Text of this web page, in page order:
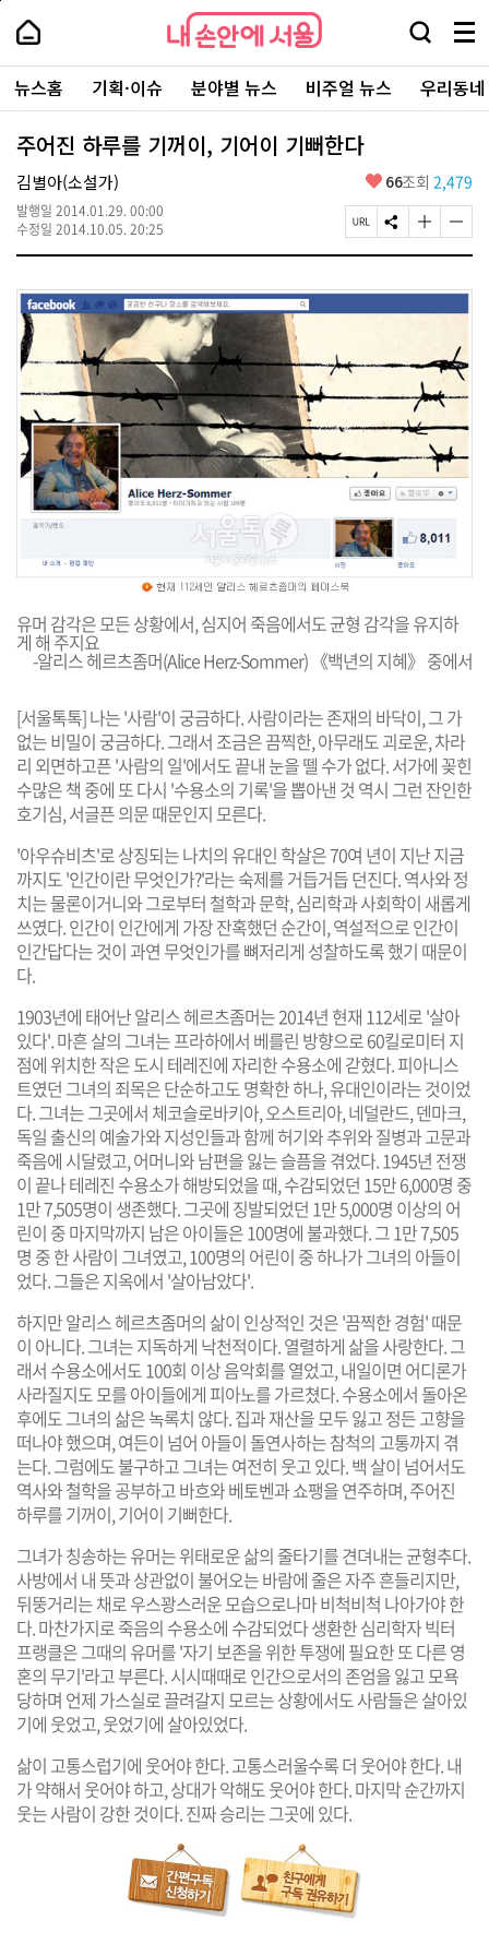
본
로
가
내
손
안
에
서
울
-
서
울
시
대
표
소
포
털
내
손
에
울
검
창
열
기
메
뉴
전
체
보
주
요
서
뉴스홈 기획·이슈 분야별 뉴스 비주얼 뉴스 우리동
주어진 하루를 기꺼이, 기어이 기뻐한다
김별아(소설가)
발행일 2014.01.29. 00:00
수정일 2014.10.05. 20:25
좋
요
66조회 2,479
페
이
U
R
L
사
S
N
공
유
하
글
자
기
크
게
경
하
기
글
자
기
작
게
변
경
하
기
유머 감각은 모든 상황에서, 심지어 죽음에서도 균형 감각을 유지하
게 해 주지요
-알리스 헤르츠좀머(Alice Herz-Sommer) 《백년의 지혜》 중에서
[서울톡톡] 나는 '사람'이 궁금하다. 사람이라는 존재의 바닥이, 그 가
없는 비밀이 궁금하다. 그래서 조금은 끔찍한, 아무래도 괴로운, 차라
리 외면하고픈 '사람의 일'에서도 끝내 눈을 뗄 수가 없다. 서가에 꽂힌
수많은 책 중에 또 다시 '수용소의 기록'을 뽑아낸 것 역시 그런 잔인한
호기심, 서글픈 의문 때문인지 모른다.
'아우슈비츠'로 상징되는 나치의 유대인 학살은 70여 년이 지난 지금
까지도 '인간이란 무엇인가?'라는 숙제를 거듭거듭 던진다. 역사와 정
치는 물론이거니와 그로부터 철학과 문학, 심리학과 사회학이 새롭게
쓰였다. 인간이 인간에게 가장 잔혹했던 순간이, 역설적으로 인간이
인간답다는 것이 과연 무엇인가를 뼈저리게 성찰하도록 했기 때문이
다.
1903년에 태어난 알리스 헤르츠좀머는 2014년 현재 112세로 '살아
있다'. 마흔 살의 그녀는 프라하에서 베를린 방향으로 60킬로미터 지
점에 위치한 작은 도시 테레진에 자리한 수용소에 갇혔다. 피아니스
트였던 그녀의 죄목은 단순하고도 명확한 하나, 유대인이라는 것이었
다. 그녀는 그곳에서 체코슬로바키아, 오스트리아, 네덜란드, 덴마크,
독일 출신의 예술가와 지성인들과 함께 허기와 추위와 질병과 고문과
죽음에 시달렸고, 어머니와 남편을 잃는 슬픔을 겪었다. 1945년 전쟁
이 끝나 테레진 수용소가 해방되었을 때, 수감되었던 15만 6,000명 중
1만 7,505명이 생존했다. 그곳에 징발되었던 1만 5,000명 이상의 어
린이 중 마지막까지 남은 아이들은 100명에 불과했다. 그 1만 7,505
명 중 한 사람이 그녀였고, 100명의 어린이 중 하나가 그녀의 아들이
었다. 그들은 지옥에서 '살아남았다'.
하지만 알리스 헤르츠좀머의 삶이 인상적인 것은 '끔찍한 경험' 때문
이 아니다. 그녀는 지독하게 낙천적이다. 열렬하게 삶을 사랑한다. 그
래서 수용소에서도 100회 이상 음악회를 열었고, 내일이면 어디론가
사라질지도 모를 아이들에게 피아노를 가르쳤다. 수용소에서 돌아온
후에도 그녀의 삶은 녹록치 않다. 집과 재산을 모두 잃고 정든 고향을
떠나야 했으며, 여든이 넘어 아들이 돌연사하는 참척의 고통까지 겪
는다. 그럼에도 불구하고 그녀는 여전히 웃고 있다. 백 살이 넘어서도
역사와 철학을 공부하고 바흐와 베토벤과 쇼팽을 연주하며, 주어진
하루를 기꺼이, 기어이 기뻐한다.
그녀가 칭송하는 유머는 위태로운 삶의 줄타기를 견뎌내는 균형추다.
사방에서 내 뜻과 상관없이 불어오는 바람에 줄은 자주 흔들리지만,
뒤뚱거리는 채로 우스꽝스러운 모습으로나마 비척비척 나아가야 한
다. 마찬가지로 죽음의 수용소에 수감되었다 생환한 심리학자 빅터
프랭클은 그때의 유머를 '자기 보존을 위한 투쟁에 필요한 또 다른 영
혼의 무기'라고 부른다. 시시때때로 인간으로서의 존엄을 잃고 모욕
당하며 언제 가스실로 끌려갈지 모르는 상황에서도 사람들은 살아있
기에 웃었고, 웃었기에 살아있었다.
삶이 고통스럽기에 웃어야 한다. 고통스러울수록 더 웃어야 한다. 내
가 약해서 웃어야 하고, 상대가 악해도 웃어야 한다. 마지막 순간까지
웃는 사람이 강한 것이다. 진짜 승리는 그곳에 있다.
페
상
단
로